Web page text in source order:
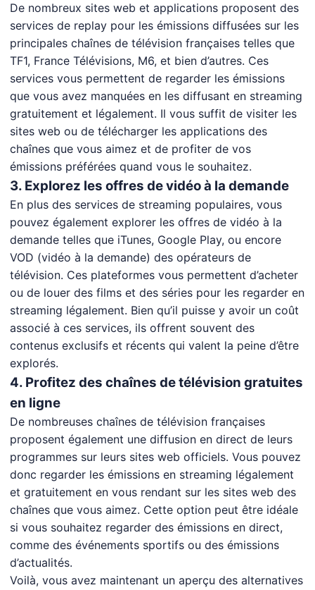
De nombreux sites web et applications proposent des
services de replay pour les émissions diffusées sur les
principales chaînes de télévision françaises telles que
TF1, France Télévisions, M6, et bien d’autres. Ces
services vous permettent de regarder les émissions
que vous avez manquées en les diffusant en streaming
gratuitement et légalement. Il vous suffit de visiter les
sites web ou de télécharger les applications des
chaînes que vous aimez et de profiter de vos
émissions préférées quand vous le souhaitez.
3. Explorez les offres de vidéo à la demande
En plus des services de streaming populaires, vous
pouvez également explorer les offres de vidéo à la
demande telles que iTunes, Google Play, ou encore
VOD (vidéo à la demande) des opérateurs de
télévision. Ces plateformes vous permettent d’acheter
ou de louer des films et des séries pour les regarder en
streaming légalement. Bien qu’il puisse y avoir un coût
associé à ces services, ils offrent souvent des
contenus exclusifs et récents qui valent la peine d’être
explorés.
4. Profitez des chaînes de télévision gratuites
en ligne
De nombreuses chaînes de télévision françaises
proposent également une diffusion en direct de leurs
programmes sur leurs sites web officiels. Vous pouvez
donc regarder les émissions en streaming légalement
et gratuitement en vous rendant sur les sites web des
chaînes que vous aimez. Cette option peut être idéale
si vous souhaitez regarder des émissions en direct,
comme des événements sportifs ou des émissions
d’actualités.
Voilà, vous avez maintenant un aperçu des alternatives